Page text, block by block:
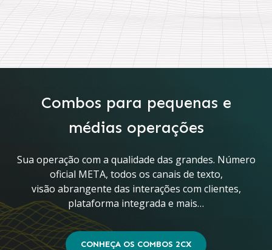
Combos para pequenas e
médias operações
Sua operação com a qualidade das grandes. Número
oficial META, todos os canais de texto,
visão abrangente das interações com clientes,
plataforma integrada e mais…
CONHEÇA OS COMBOS 2CX